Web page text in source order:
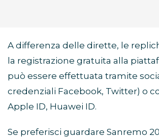
A differenza delle dirette, le
la registrazione gratuita alla
può essere effettuata tramite
credenziali Facebook, Twitter) o
Apple ID, Huawei ID.
Se preferisci guardare Sanremo